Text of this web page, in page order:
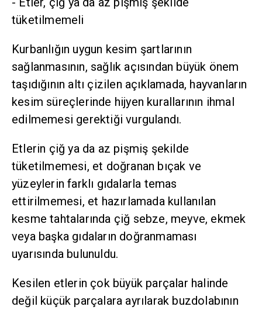
tüketilmemeli
Kurbanlığın uygun kesim şartlarının
sağlanmasının, sağlık açısından büyük önem
taşıdığının altı çizilen açıklamada, hayvanların
kesim süreçlerinde hijyen kurallarının ihmal
edilmemesi gerektiği vurgulandı.
Etlerin çiğ ya da az pişmiş şekilde
tüketilmemesi, et doğranan bıçak ve
yüzeylerin farklı gıdalarla temas
ettirilmemesi, et hazırlamada kullanılan
kesme tahtalarında çiğ sebze, meyve, ekmek
veya başka gıdaların doğranmaması
uyarısında bulunuldu.
Kesilen etlerin çok büyük parçalar halinde
değil küçük parçalara ayrılarak buzdolabının